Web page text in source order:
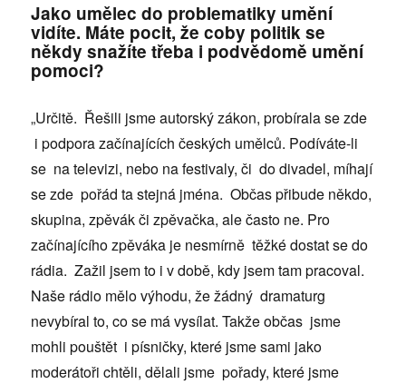
Jako umělec do problematiky umění
vidíte. Máte pocit, že coby politik se
někdy snažíte třeba i podvědomě umění
pomoci?
„Určitě. Řešili jsme autorský zákon, probírala se zde
i podpora začínajících českých umělců. Podíváte-li
se na televizi, nebo na festivaly, či do divadel, míhají
se zde pořád ta stejná jména. Občas přibude někdo,
skupina, zpěvák či zpěvačka, ale často ne. Pro
začínajícího zpěváka je nesmírně těžké dostat se do
rádia. Zažil jsem to i v době, kdy jsem tam pracoval.
Naše rádio mělo výhodu, že žádný dramaturg
nevybíral to, co se má vysílat. Takže občas jsme
mohli pouštět i písničky, které jsme sami jako
moderátoři chtěli, dělali jsme pořady, které jsme